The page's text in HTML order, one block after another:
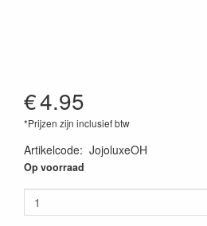
€4.95
*Prijzen zijn inclusief btw
Artikelcode: JojoluxeOH
Op voorraad